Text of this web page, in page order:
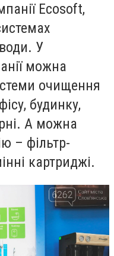
Ecosoft,
У
можна
очищення
будинку,
А можна
– фільтр-
картриджі.